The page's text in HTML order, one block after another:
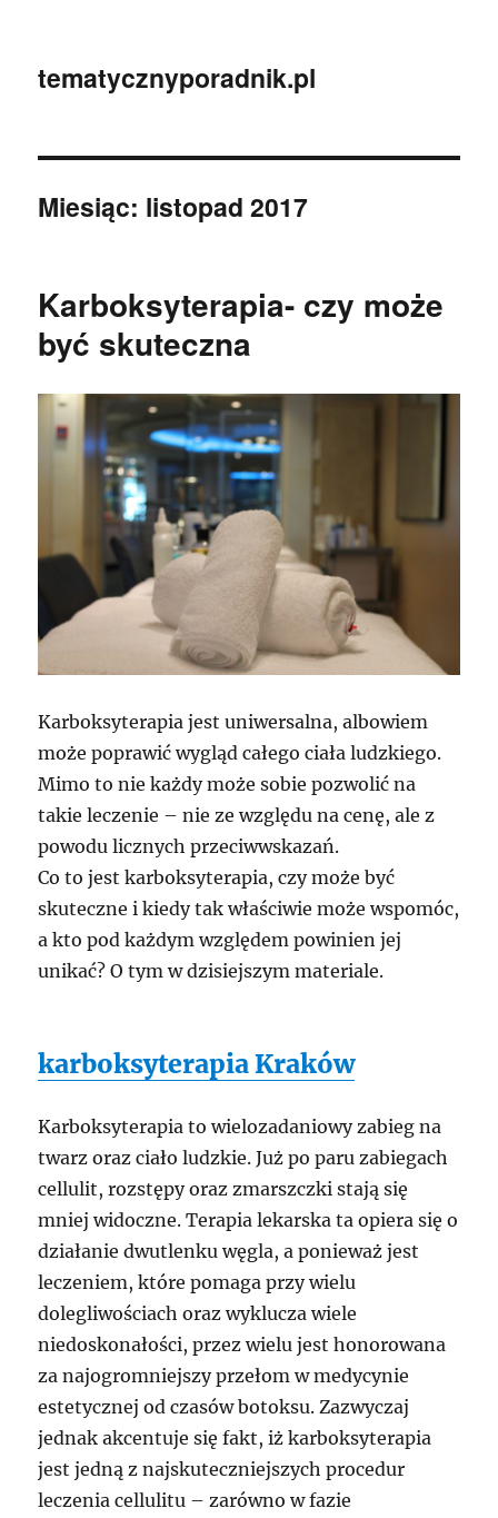
tematycznyporadnik.pl
Miesiąc: listopad 2017
Karboksyterapia- czy może
być skuteczna
Karboksyterapia jest uniwersalna, albowiem
może poprawić wygląd całego ciała ludzkiego.
Mimo to nie każdy może sobie pozwolić na
takie leczenie – nie ze względu na cenę, ale z
powodu licznych przeciwwskazań.
Co to jest karboksyterapia, czy może być
skuteczne i kiedy tak właściwie może wspomóc,
a kto pod każdym względem powinien jej
unikać? O tym w dzisiejszym materiale.
karboksyterapia Kraków
Karboksyterapia to wielozadaniowy zabieg na
twarz oraz ciało ludzkie. Już po paru zabiegach
cellulit, rozstępy oraz zmarszczki stają się
mniej widoczne. Terapia lekarska ta opiera się o
działanie dwutlenku węgla, a ponieważ jest
leczeniem, które pomaga przy wielu
dolegliwościach oraz wyklucza wiele
niedoskonałości, przez wielu jest honorowana
za najogromniejszy przełom w medycynie
estetycznej od czasów botoksu. Zazwyczaj
jednak akcentuje się fakt, iż karboksyterapia
jest jedną z najskuteczniejszych procedur
leczenia cellulitu – zarówno w fazie